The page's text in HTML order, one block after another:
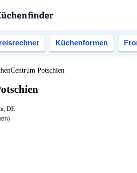
Küchenformen
Potschien
DE